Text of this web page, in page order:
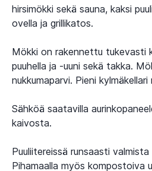
hirsimökki sekä sauna, kaksi
ovella ja grillikatos.
Mökki on rakennettu tukevasti
puuhella ja -uuni sekä takka.
nukkumaparvi. Pieni kylmäkellari
Sähköä saatavilla
kaivosta.
Puuliitereissä runsaasti
Pihamaalla myös kompostoiva